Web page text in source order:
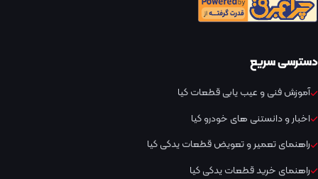
دسترسی سریع
آموزش فنی و عیب یابی قطعات کیا
اخبار و دانستنی های خودرو کیا
راهنمای تعمیر و تعویض قطعات یدکی کیا
راهنمای خرید قطعات یدکی کیا